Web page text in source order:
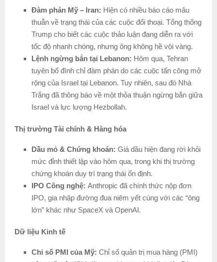
Đàm phán Mỹ – Iran: Hiện có nhiều báo cáo mâu
thuẫn về trạng thái của các cuộc đối thoại. Tổng thống
Trump cho biết các cuộc thảo luận đang diễn ra với
tốc độ nhanh chóng, nhưng ông không hề vội vàng.
Lệnh ngừng bắn tại Lebanon: Hôm qua, Tehran
tuyên bố đình chỉ đàm phán do các cuộc tấn công mở
rộng của Israel tại Lebanon. Tuy nhiên, sau đó Nhà
Trắng đã thông báo về một thỏa thuận ngừng bắn giữa
Israel và lực lượng Hezbollah.
Thị trường Tài chính & Hàng hóa
Dầu mỏ & Chứng khoán: Giá dầu hiện đang rời khỏi
mức đỉnh thiết lập vào hôm qua, trong khi thị trường
chứng khoán duy trì trạng thái ổn định.
IPO Công nghệ: Anthropic đã chính thức nộp đơn
IPO, gia nhập đường đua niêm yết cùng với các “ông
lớn” khác như SpaceX và OpenAI.
Dữ liệu Kinh tế
Chỉ số PMI của Mỹ: Chỉ số quản trị mua hàng (PMI)